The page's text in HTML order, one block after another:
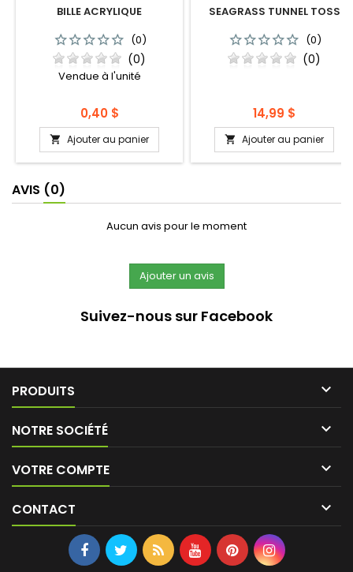
BILLE ACRYLIQUE
(0)
(0)
Vendue à l'unité
Prix
0,40 $
 Ajouter au panier
SEAGRASS TUNNEL TOSS
(0)
(0)
Prix
14,99 $
 Ajouter au panier
AVIS (0)
Aucun avis pour le moment
Suivez-nous sur Facebook
PRODUITS 
NOTRE SOCIÉTÉ 
VOTRE COMPTE 
CONTACT 